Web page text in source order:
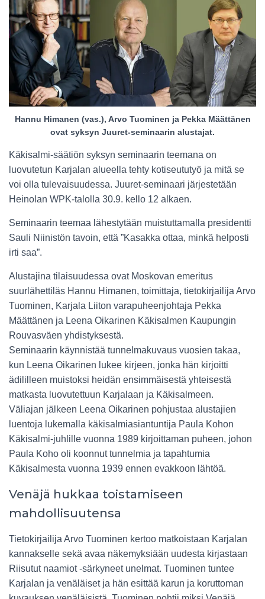
Hannu Himanen (vas.), Arvo Tuominen ja Pekka Määttänen
ovat syksyn Juuret-seminaarin alustajat.
Käkisalmi-säätiön syksyn seminaarin teemana on
luovutetun Karjalan alueella tehty kotiseututyö ja mitä se
voi olla tulevaisuudessa. Juuret-seminaari järjestetään
Heinolan WPK-talolla 30.9. kello 12 alkaen.
Seminaarin teemaa lähestytään muistuttamalla presidentti
Sauli Niinistön tavoin, että ”Kasakka ottaa, minkä helposti
irti saa”.
Alustajina tilaisuudessa ovat Moskovan emeritus
suurlähettiläs Hannu Himanen, toimittaja, tietokirjailija Arvo
Tuominen, Karjala Liiton varapuheenjohtaja Pekka
Määttänen ja Leena Oikarinen Käkisalmen Kaupungin
Rouvasväen yhdistyksestä.
Seminaarin käynnistää tunnelmakuvaus vuosien takaa,
kun Leena Oikarinen lukee kirjeen, jonka hän kirjoitti
ädililleen muistoksi heidän ensimmäisestä yhteisestä
matkasta luovutettuun Karjalaan ja Käkisalmeen.
Väliajan jälkeen Leena Oikarinen pohjustaa alustajien
luentoja lukemalla käkisalmiasiantuntija Paula Kohon
Käkisalmi-juhlille vuonna 1989 kirjoittaman puheen, johon
Paula Koho oli koonnut tunnelmia ja tapahtumia
Käkisalmesta vuonna 1939 ennen evakkoon lähtöä.
Venäjä hukkaa toistamiseen
mahdollisuutensa
Tietokirjailija Arvo Tuominen kertoo matkoistaan Karjalan
kannakselle sekä avaa näkemyksiään uudesta kirjastaan
Riisutut naamiot -särkyneet unelmat. Tuominen tuntee
Karjalan ja venäläiset ja hän esittää karun ja koruttoman